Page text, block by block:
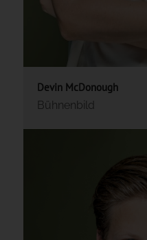
Devin McDonough
Bühnenbild